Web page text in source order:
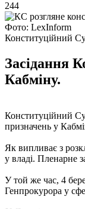
244
Фото: LexInform
Конституційний
Засідання
Кабміну.
Конституційний
призначень у
Як випливає з
у владі. Пленарне
У той же час, 4
Генпрокурора у